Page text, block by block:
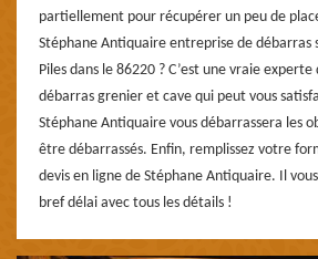
partiellement pour récupérer un peu de
Stéphane Antiquaire entreprise de débarras
Piles dans le 86220 ? C’est une vraie
débarras grenier et cave qui peut vous
Stéphane Antiquaire vous débarrassera les
être débarrassés. Enfin, remplissez votre
devis en ligne de Stéphane Antiquaire. Il
bref délai avec tous les détails !